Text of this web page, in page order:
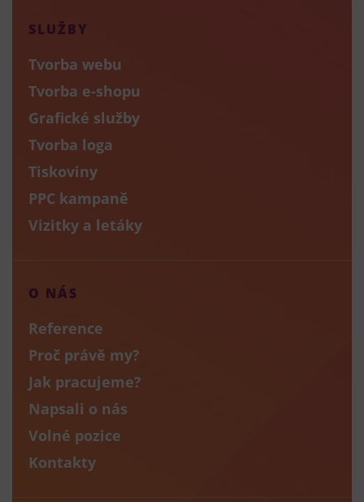
SLUŽBY
Tvorba webu
Tvorba e-shopu
Grafické služby
Tvorba loga
Tiskoviny
PPC kampaně
Vizitky a letáky
O NÁS
Reference
Proč právě my?
Jak pracujeme?
Napsali o nás
Volné pozice
Kontakty